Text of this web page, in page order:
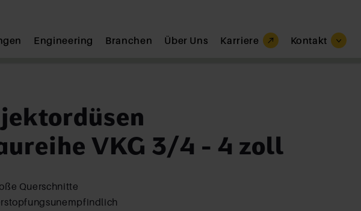
Engineering Branchen Über Uns Karriere Kontakt
VKG 3/4 - 4 zoll
Querschnitte